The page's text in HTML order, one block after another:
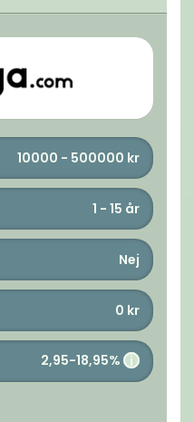
10000 - 500000 kr
1 - 15 år
Nej
0 kr
2,95-18,95% i